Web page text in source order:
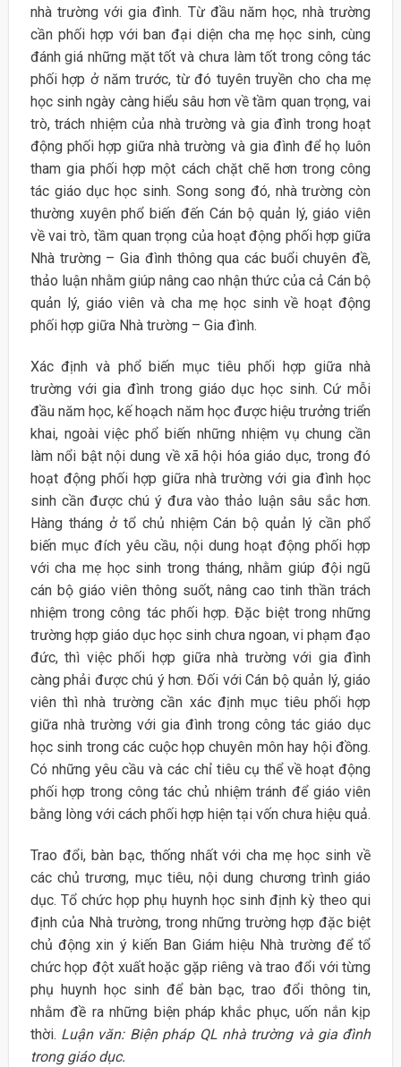
nhà trường với gia đình. Từ đầu năm học, nhà trường
cần phối hợp với ban đại diện cha mẹ học sinh, cùng
đánh giá những mặt tốt và chưa làm tốt trong công tác
phối hợp ở năm trước, từ đó tuyên truyền cho cha mẹ
học sinh ngày càng hiểu sâu hơn về tầm quan trọng, vai
trò, trách nhiệm của nhà trường và gia đình trong hoạt
động phối hợp giữa nhà trường và gia đình để họ luôn
tham gia phối hợp một cách chặt chẽ hơn trong công
tác giáo dục học sinh. Song song đó, nhà trường còn
thường xuyên phổ biến đến Cán bộ quản lý, giáo viên
về vai trò, tầm quan trọng của hoạt động phối hợp giữa
Nhà trường – Gia đình thông qua các buổi chuyên đề,
thảo luận nhằm giúp nâng cao nhận thức của cả Cán bộ
quản lý, giáo viên và cha mẹ học sinh về hoạt động
phối hợp giữa Nhà trường – Gia đình.
Xác định và phổ biến mục tiêu phối hợp giữa nhà
trường với gia đình trong giáo dục học sinh. Cứ mỗi
đầu năm học, kế hoạch năm học được hiệu trưởng triển
khai, ngoài việc phổ biến những nhiệm vụ chung cần
làm nổi bật nội dung về xã hội hóa giáo dục, trong đó
hoạt động phối hợp giữa nhà trường với gia đình học
sinh cần được chú ý đưa vào thảo luận sâu sắc hơn.
Hàng tháng ở tổ chủ nhiệm Cán bộ quản lý cần phổ
biến mục đích yêu cầu, nội dung hoạt động phối hợp
với cha mẹ học sinh trong tháng, nhằm giúp đội ngũ
cán bộ giáo viên thông suốt, nâng cao tinh thần trách
nhiệm trong công tác phối hợp. Đặc biệt trong những
trường hợp giáo dục học sinh chưa ngoan, vi phạm đạo
đức, thì việc phối hợp giữa nhà trường với gia đình
càng phải được chú ý hơn. Đối với Cán bộ quản lý, giáo
viên thì nhà trường cần xác định mục tiêu phối hợp
giữa nhà trường với gia đình trong công tác giáo dục
học sinh trong các cuộc họp chuyên môn hay hội đồng.
Có những yêu cầu và các chỉ tiêu cụ thể về hoạt động
phối hợp trong công tác chủ nhiệm tránh để giáo viên
bằng lòng với cách phối hợp hiện tại vốn chưa hiệu quả.
Trao đổi, bàn bạc, thống nhất với cha mẹ học sinh về
các chủ trương, mục tiêu, nội dung chương trình giáo
dục. Tổ chức họp phụ huynh học sinh định kỳ theo qui
định của Nhà trường, trong những trường hợp đặc biệt
chủ động xin ý kiến Ban Giám hiệu Nhà trường để tổ
chức họp đột xuất hoặc gặp riêng và trao đổi với từng
phụ huynh học sinh để bàn bạc, trao đổi thông tin,
nhằm đề ra những biện pháp khắc phục, uốn nắn kịp
thời. Luận văn: Biện pháp QL nhà trường và gia đình
trong giáo dục.